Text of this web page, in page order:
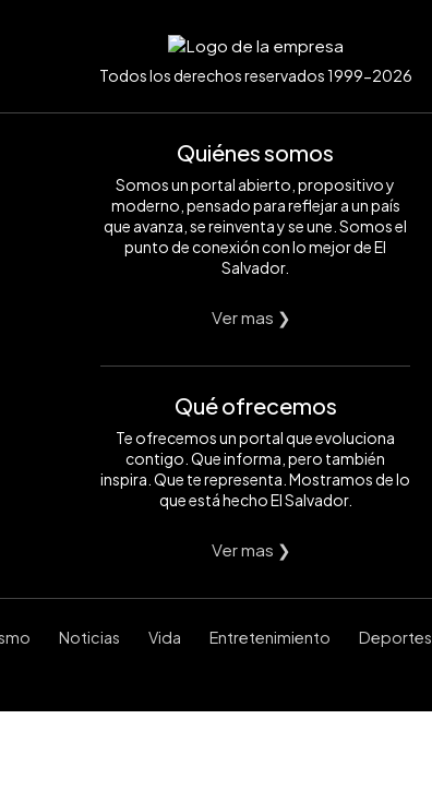
Todos los derechos reservados 1999-2026
Quiénes somos
Somos un portal abierto, propositivo y
moderno, pensado para reflejar a un país
que avanza, se reinventa y se une. Somos el
punto de conexión con lo mejor de El
Salvador.
Ver mas ❯
Qué ofrecemos
Te ofrecemos un portal que evoluciona
contigo. Que informa, pero también
inspira. Que te representa. Mostramos de lo
que está hecho El Salvador.
Ver mas ❯
Noticias Vida Entretenimiento Deportes